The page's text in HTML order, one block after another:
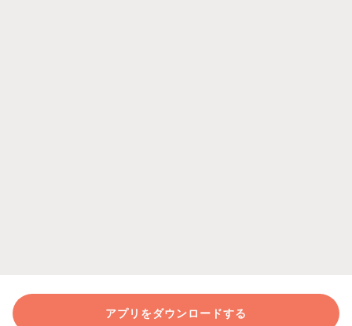
アプリをダウンロードする